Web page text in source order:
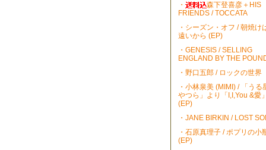
・
森下登喜彦＋HIS
FRIENDS / TOCCATA
・シーズン・オフ / 朝焼け
遠いから (EP)
・GENESIS / SELLING
ENGLAND BY THE
・野口五郎 / ロックの世界
・小林泉美 (MIMI) / 「うる
やつら」より「I,I,You &愛」
(EP)
・JANE BIRKIN / LOST
・石原真理子 / ポプリの小
(EP)